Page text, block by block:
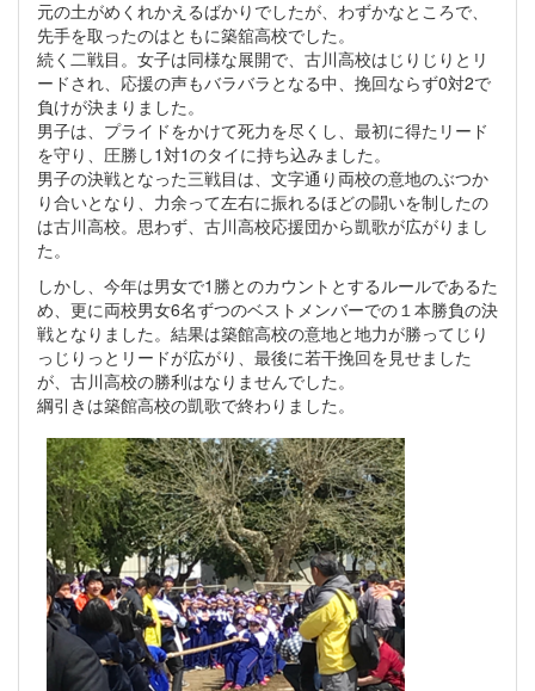
元の土がめくれかえるばかりでしたが、わずかなところで、
先手を取ったのはともに築舘高校でした。
続く二戦目。女子は同様な展開で、古川高校はじりじりとリ
ードされ、応援の声もバラバラとなる中、挽回ならず0対2で
負けが決まりました。
男子は、プライドをかけて死力を尽くし、最初に得たリード
を守り、圧勝し1対1のタイに持ち込みました。
男子の決戦となった三戦目は、文字通り両校の意地のぶつか
り合いとなり、力余って左右に振れるほどの闘いを制したの
は古川高校。思わず、古川高校応援団から凱歌が広がりまし
た。
しかし、今年は男女で1勝とのカウントとするルールであるた
め、更に両校男女6名ずつのベストメンバーでの１本勝負の決
戦となりました。結果は築館高校の意地と地力が勝ってじり
っじりっとリードが広がり、最後に若干挽回を見せました
が、古川高校の勝利はなりませんでした。
綱引きは築館高校の凱歌で終わりました。